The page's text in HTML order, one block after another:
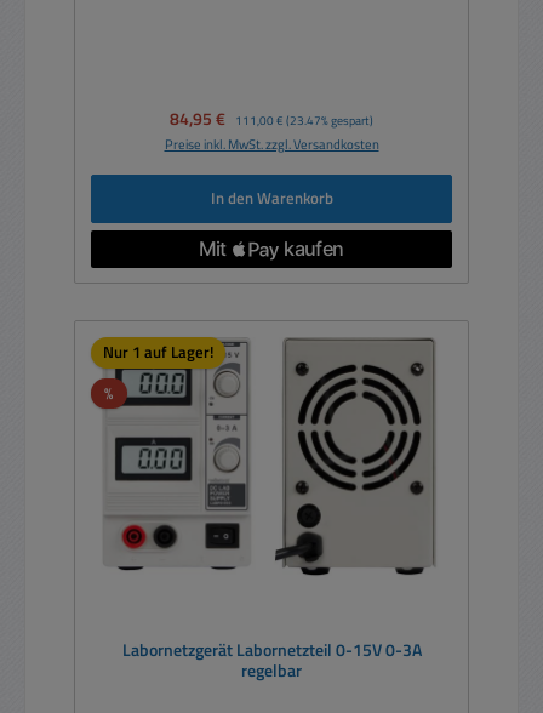
Verkaufspreis:
84,95 € Regulärer Preis:
111,00 € (23.47% gespart)
Preise inkl. MwSt. zzgl. Versandkosten
In den Warenkorb
Nur 1 auf Lager!
%Rabatt
Labornetzgerät Labornetzteil 0-15V 0-3A
regelbar